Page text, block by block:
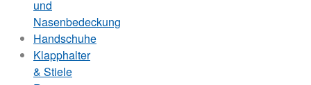
und
Nasenbedeckung
Handschuhe
Klapphalter
& Stiele